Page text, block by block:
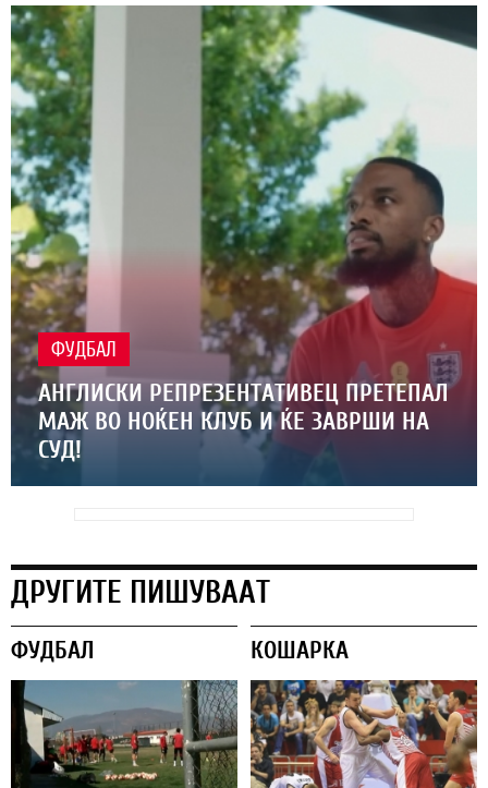
ФУДБАЛ
АНГЛИСКИ РЕПРЕЗЕНТАТИВЕЦ ПРЕТЕПАЛ
МАЖ ВО НОЌЕН КЛУБ И ЌЕ ЗАВРШИ НА
СУД!
ДРУГИТЕ ПИШУВААТ
ФУДБАЛ КОШАРКА